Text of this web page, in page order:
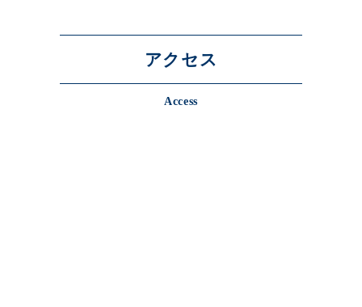
アクセス
Access